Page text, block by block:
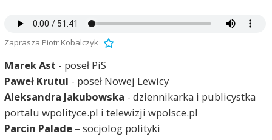
Zaprasza Piotr Kobalczyk
Marek Ast - poseł PiS
Paweł Krutul - poseł Nowej Lewicy
Aleksandra Jakubowska - dziennikarka i publicystka
portalu wpolityce.pl i telewizji wpolsce.pl
Parcin Palade– socjolog polityki